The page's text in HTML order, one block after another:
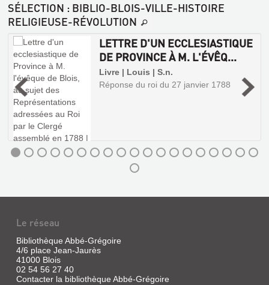
SÉLECTION : BIBLIO-BLOIS-VILLE-HISTOIRE
RELIGIEUSE-RÉVOLUTION
LETTRE D'UN ECCLESIASTIQUE
DE PROVINCE À M. L'ÉVÊQ...
Livre | Louis | S.n.
Réponse du roi du 27 janvier 1788
Le réseau
Bibliothèque Abbé-Grégoire
4/6 place Jean-Jaurès
41000 Blois
02 54 56 27 40
Contacter la bibliothèque Abbé-Grégoire